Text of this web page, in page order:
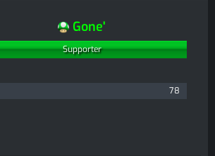
Gone'
Supporter
78